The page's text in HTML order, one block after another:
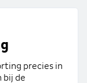
precies in
bij de